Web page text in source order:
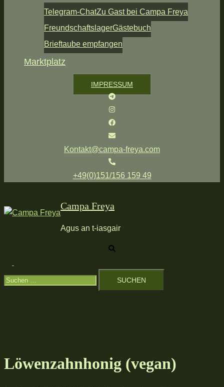
Telegram-ChatZu Gast bei Campa Freya
FreundschaftslagerGästebuch
Brieftaube empfangen
Marktplatz
IMPRESSUM
Kontakt@campa-freya.com
+49(0)151/156 159 49
Campa Freya
Agus an t-iasgair
umschalten
Suchen
nach:
Löwenzahnhonig (vegan)